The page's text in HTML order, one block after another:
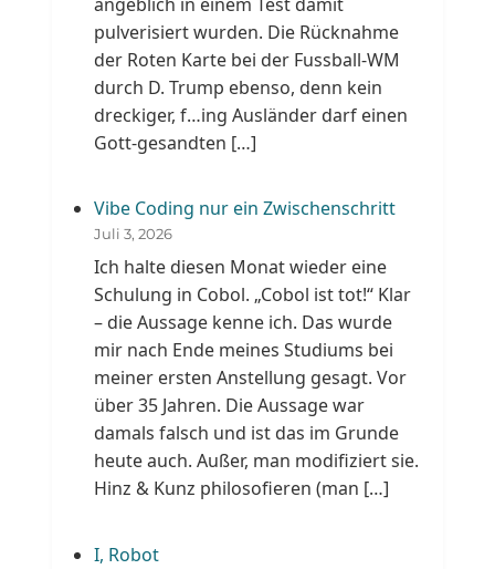
pulverisiert wurden. Die Rücknahme
der Roten Karte bei der Fussball-WM
durch D. Trump ebenso, denn kein
dreckiger, f…ing Ausländer darf einen
Gott-gesandten […]
Vibe Coding nur ein Zwischenschritt
Juli 3, 2026
Ich halte diesen Monat wieder eine
Schulung in Cobol. „Cobol ist tot!“ Klar
– die Aussage kenne ich. Das wurde
mir nach Ende meines Studiums bei
meiner ersten Anstellung gesagt. Vor
über 35 Jahren. Die Aussage war
damals falsch und ist das im Grunde
heute auch. Außer, man modifiziert sie.
Hinz & Kunz philosofieren (man […]
I, Robot